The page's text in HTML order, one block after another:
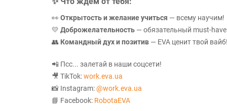
👀 Открытость и желание учиться — всему научим!
💛 Доброжелательность — обязательный must-
👥 Командный дух и позитив — EVA ценит твой вайб!
📲 Псс... залетай в наши соцсети!
🎥 TikTok:work.eva.ua
📸 Instagram:@work.eva.ua
📘 Facebook: RobotaEVA